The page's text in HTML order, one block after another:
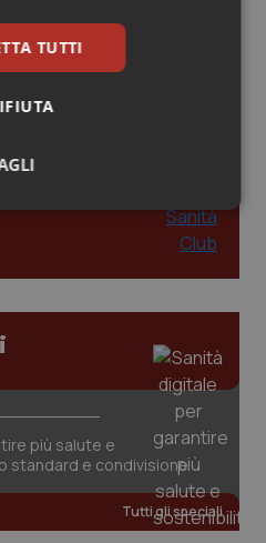
neurodegenerative
nello studio
applicazioni concrete e
più salute e
standard e condivisione
Tutti gli speciali
TUTTI
Marketing
l'accesso alle aree
non è in grado di
/Dominio